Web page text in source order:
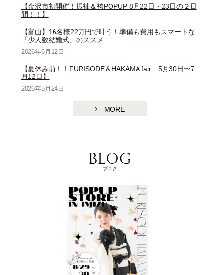
【金沢市初開催！振袖＆袴POPUP 8月22日・23日の２日
間！！】
【富山】16名様22万円で叶う！準備も費用もスマートな
「少人数結婚式」のススメ
2026年6月12日
【夏休み前！！FURISODE＆HAKAMA fair 5月30日〜7
月12日】
2026年5月24日
MORE
ブログ